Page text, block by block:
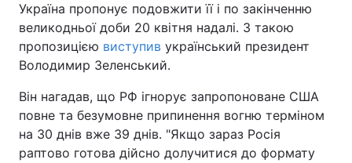
Україна пропонує подовжити її і по закінченню
великодньої доби 20 квітня надалі. З такою
пропозицією виступив український президент
Володимир Зеленський.
Він нагадав, що РФ ігнорує запропоноване США
повне та безумовне припинення вогню терміном
на 30 днів вже 39 днів. "Якщо зараз Росія
раптово готова дійсно долучитися до формату